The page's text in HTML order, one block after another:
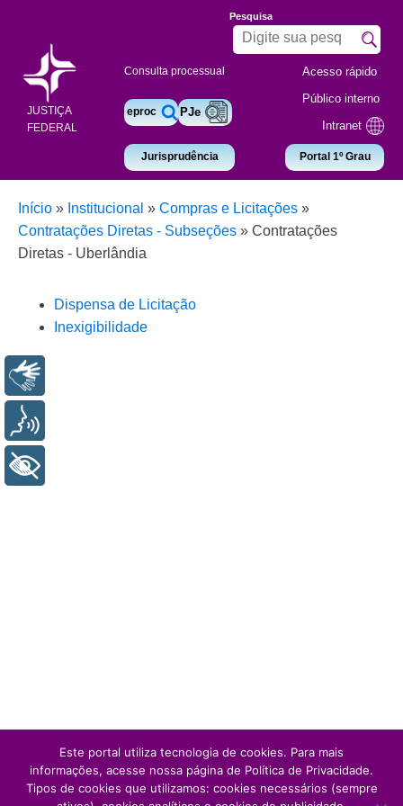
JUSTIÇA
FEDERAL
Consulta processual
eproc PJe
Jurisprudência
Pesquisa
Acesso rápido
Público interno
Intranet
Portal 1º Grau
Início » Institucional » Compras e Licitações »
Contratações Diretas - Subseções » Contratações
Diretas - Uberlândia
Dispensa de Licitação
Inexigibilidade
Este portal utiliza tecnologia de cookies. Para mais
informações, acesse nossa página de Política de Privacidade.
Tipos de cookies que utilizamos: cookies necessários (sempre